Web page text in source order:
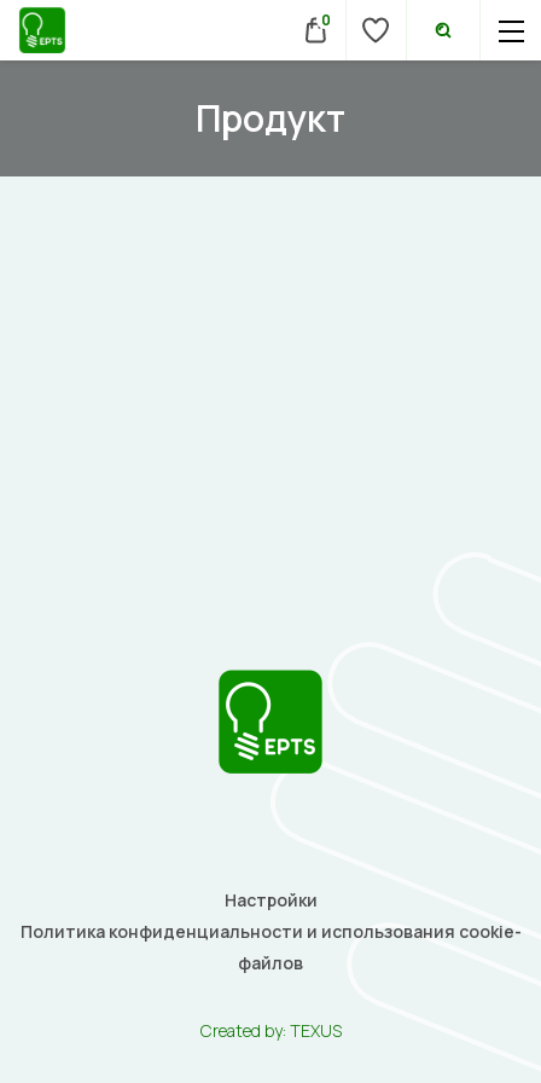
0
Продукт
Настройки
Политика конфиденциальности и использования cookie-
файлов
Created by: TEXUS